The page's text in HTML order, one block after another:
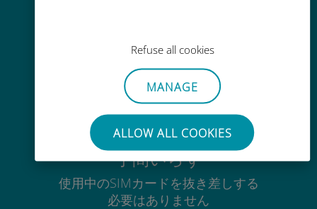
Refuse all cookies
MANAGE
ALLOW ALL COOKIES
Ubigiアプリでデータの追加購入が
手間いらず
使用中のSIMカードを抜き差しする
必要はありません